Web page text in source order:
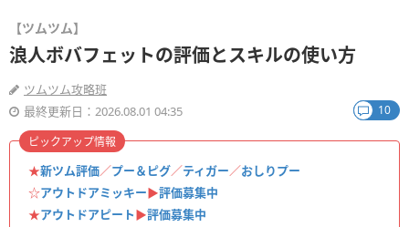
【ツムツム】
浪人ボバフェットの評価とスキルの使い方
ツムツム攻略班
最終更新日：2026.08.01 04:35
10
★新ツム評価／プー＆ピグ／ティガー／おしりプー
☆アウトドアミッキー▶︎評価募集中
★アウトドアピート▶︎評価募集中
ピックアップ情報